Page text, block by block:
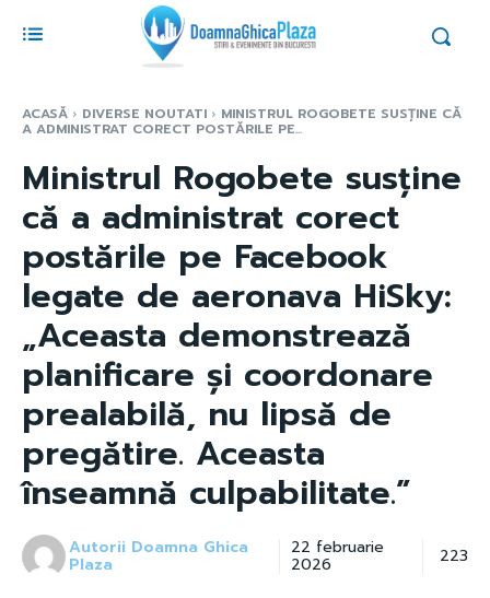
ACASĂ DIVERSE NOUTATI MINISTRUL ROGOBETE SUSȚINE CĂ
A ADMINISTRAT CORECT POSTĂRILE PE...
Ministrul Rogobete susține
că a administrat corect
postările pe Facebook
legate de aeronava HiSky:
„Aceasta demonstrează
planificare și coordonare
prealabilă, nu lipsă de
pregătire. Aceasta
înseamnă culpabilitate.”
Autorii Doamna Ghica
Plaza
22 februarie
2026 223